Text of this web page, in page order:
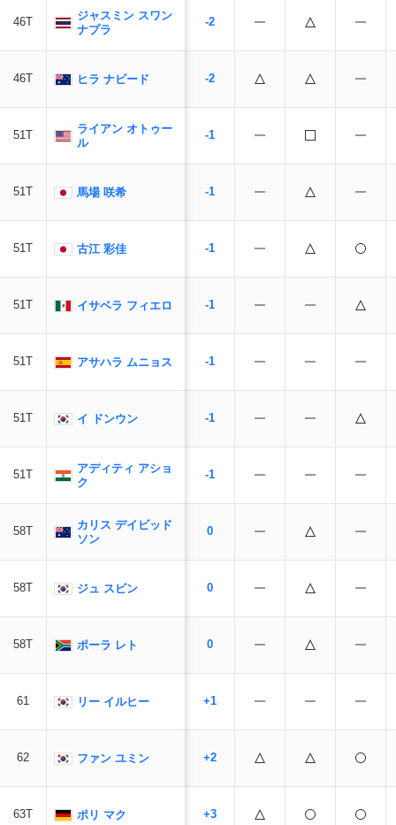
46T
ジャスミン スワン
ナプラ
46T ヒラ ナビード
51T
ライアン オトゥー
ル
51T 馬場 咲希
51T 古江 彩佳
51T イサベラ フィエロ
51T アサハラ ムニョス
51T イ ドンウン
51T
アディティ アショ
ク
58T
カリス デイビッド
ソン
58T ジュ スビン
58T ポーラ レト
61 リー イルヒー
62 ファン ユミン
63T ポリ マク
-2
-2
-1
-1
-1
-1
-1
-1
-1
0
0
0
+1
+2
+3